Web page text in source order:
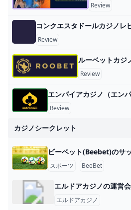
Review
Review
Review
Review
カジノシークレット
スポーツ BeeBet
エルドアカジノ